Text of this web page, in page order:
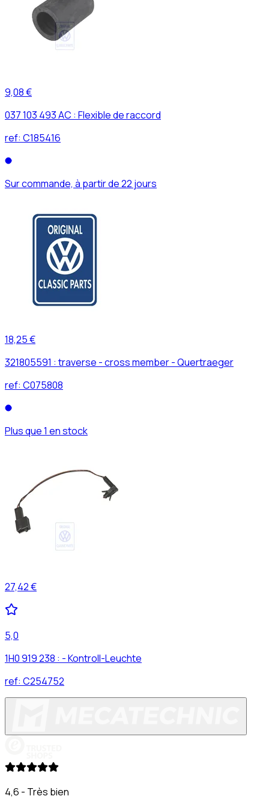
9,08 €
037 103 493 AC : Flexible de raccord
ref: C185416
Sur commande, à partir de 22 jours
18,25 €
321805591 : traverse - cross member - Quertraeger
ref: C075808
Plus que 1 en stock
27,42 €
5,0
1H0 919 238 : - Kontroll-Leuchte
ref: C254752
4,6 - Très bien